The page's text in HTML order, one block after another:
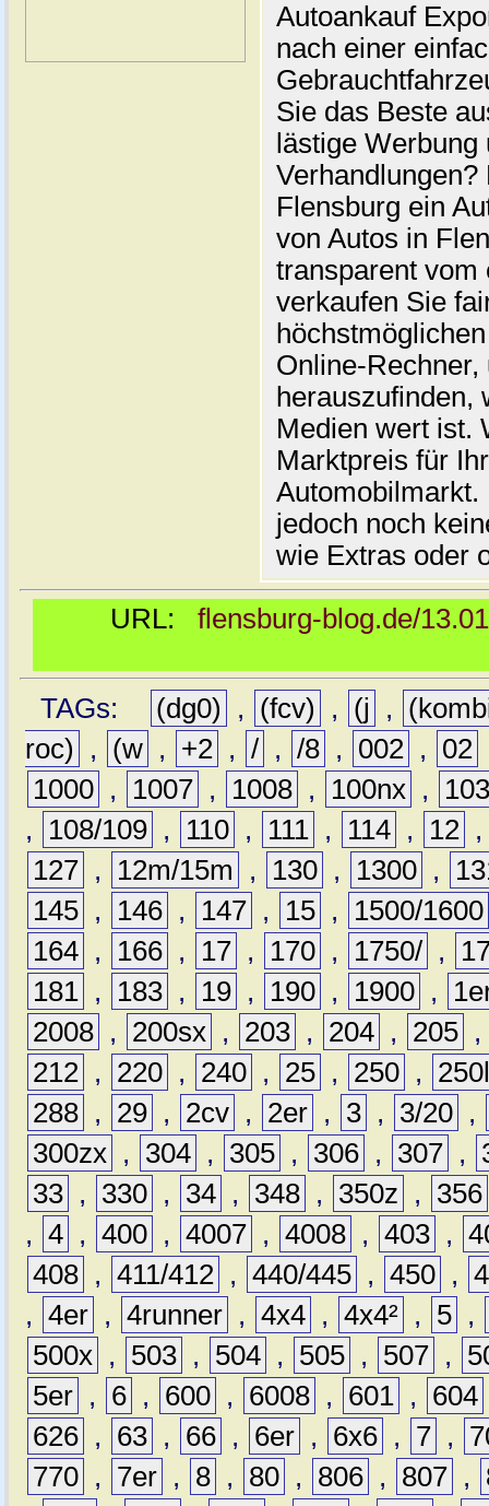
Autoankauf
nach einer
Sie das Beste
lästige
Flensburg ein
von Autos in
transparent vom
verkaufen Sie
Online-
herauszufinden,
Medien wert ist.
Marktpreis für
jedoch noch
wie Extras oder
URL: flensburg-blog.de/
TAGs: (dg0) , (fcv) , (j ,
roc)
, (w , +2 , / , /8 , 002 , 02
1000 , 1007 , 1008 , 100nx ,
,
108/109 , 110 , 111 , 114 , 12
127 , 12m/15m , 130 , 1300 ,
145 , 146 , 147 , 15 ,
1500/1600
164 , 166 , 17 , 170 , 1750/ ,
181 , 183 , 19 , 190 , 1900 ,
2008 , 200sx , 203 , 204 , 205 ,
212 , 220 , 240 , 25 , 250 ,
288 , 29 , 2cv , 2er , 3 , 3/20 ,
300zx , 304 , 305 , 306 , 307 ,
33 , 330 , 34 , 348 , 350z ,
356
, 4 , 400 , 4007 , 4008 , 403 ,
408 , 411/412 , 440/445 , 450 ,
, 4er , 4runner , 4x4 , 4x4² , 5 ,
500x , 503 , 504 , 505 , 507 ,
5er , 6 , 600 , 6008 , 601 , 604
626 , 63 , 66 , 6er , 6x6 , 7 ,
770 , 7er , 8 , 80 , 806 , 807 ,